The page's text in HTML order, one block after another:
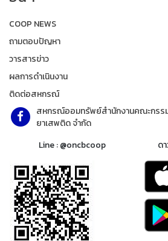
COOP NEWS
ถามตอบปัญหา
วารสารข่าว
ผลการดำเนินงาน
ติดต่อสหกรณ์
สหกรณ์ออมทรัพย์สำนักงานคณะกรร
ยาเสพติด จำกัด
Line : @oncbcoop
ด